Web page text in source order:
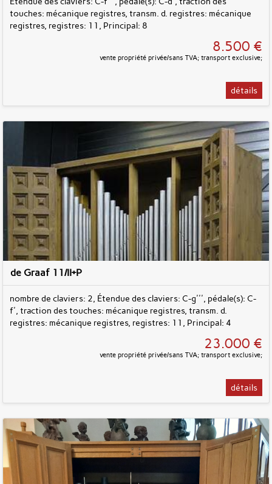
touches: mécanique registres, transm. d. registres: mécanique
registres, registres: 11, Principal: 8
8.500 €
vente propriété privée/sans TVA; transport exclusive;
détails
de Graaf 11/II+P
nombre de claviers: 2, Étendue des claviers: C-g''', pédale(s): C-
f', traction des touches: mécanique registres, transm. d.
registres: mécanique registres, registres: 11, Principal: 4
23.000 €
vente propriété privée/sans TVA; transport exclusive;
détails